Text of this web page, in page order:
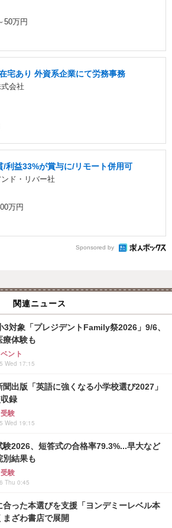
50万円
宅あり 外資系企業にて労務事務
会社
/利益33%が賞与に/リモート併用可
ド・リバー社
万円
Sponsored by
関連ニュース
3対象「プレジデントFamily祭2026」9/6、
療体験も
ント
Wed 17:15
聞出版「英語に強くなる小学校選び2027」
録
験
Wed 19:15
験2026、短答式の合格率79.3%...早大など
別結果も
験
Thu 0:45
合った本選びを支援「ヨンデミーレベル本
まざわ書店で展開